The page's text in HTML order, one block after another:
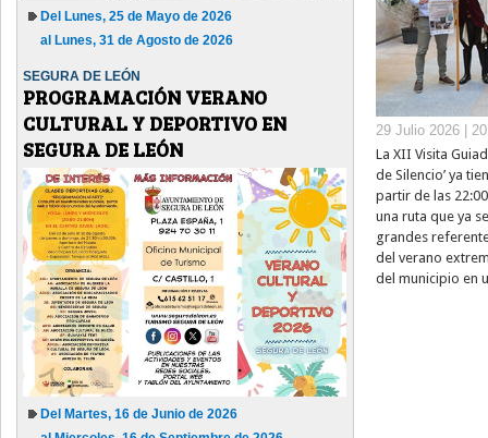
Del Lunes, 25 de Mayo de 2026
al Lunes, 31 de Agosto de 2026
SEGURA DE LEÓN
PROGRAMACIÓN VERANO
CULTURAL Y DEPORTIVO EN
SEGURA DE LEÓN
Del Martes, 16 de Junio de 2026
29 Julio 2026 |
La XII Visita
de Silencio’ ya
partir de las
una ruta que ya
grandes
del verano
del municipio en